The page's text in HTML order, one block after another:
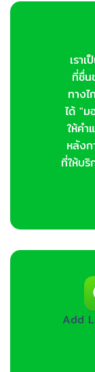
เรา
ที่ชื่น
ทาง
ได้ "ม
ให้คำ
หลัง
ที่ให้บ
Add